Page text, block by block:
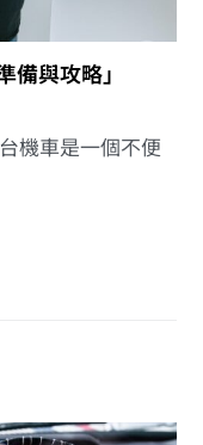
備與攻略」
機車是一個不便